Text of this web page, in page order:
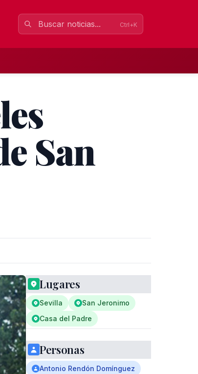
Ctrl+K
San
Lugares
Sevilla
San Jeronimo
Casa del Padre
Personas
Antonio Rendón Domínguez